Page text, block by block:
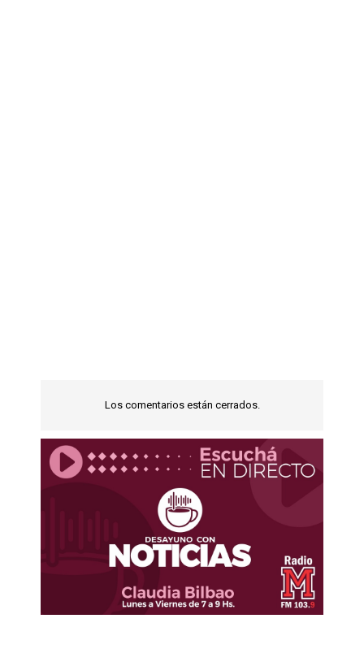
Los comentarios están cerrados.